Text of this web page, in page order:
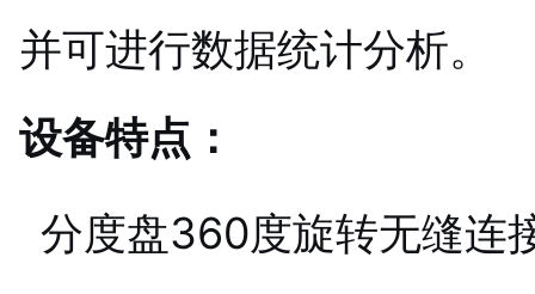
并可进行数据统计分析。
设备特点：
分度盘360度旋转无缝连